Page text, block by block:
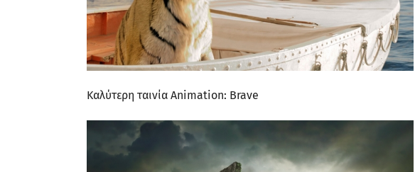
Καλύτερη ταινία Animation: Brave